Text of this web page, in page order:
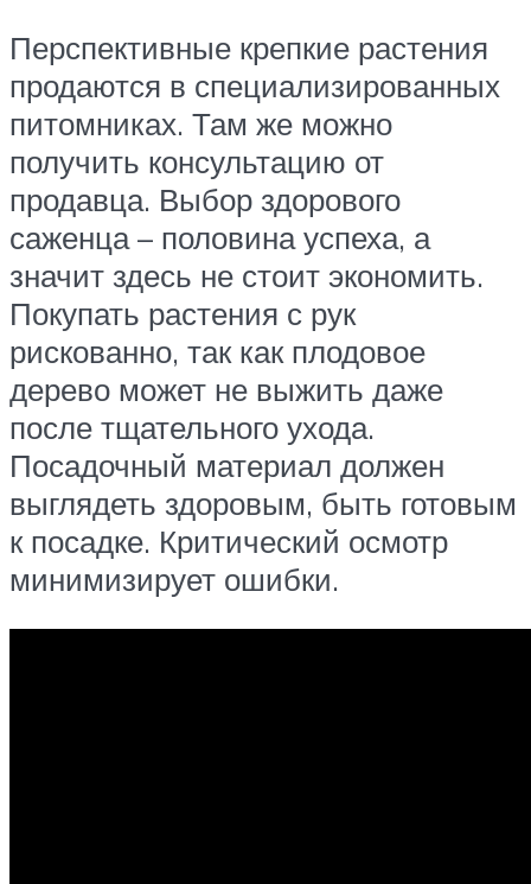
Перспективные крепкие растения
продаются в специализированных
питомниках. Там же можно
получить консультацию от
продавца. Выбор здорового
саженца – половина успеха, а
значит здесь не стоит экономить.
Покупать растения с рук
рискованно, так как плодовое
дерево может не выжить даже
после тщательного ухода.
Посадочный материал должен
выглядеть здоровым, быть готовым
к посадке. Критический осмотр
минимизирует ошибки.